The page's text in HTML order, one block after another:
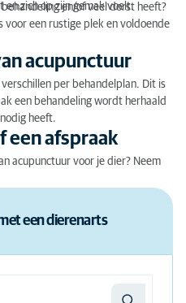
en zich op zijn gemak voelt.
en/of veel dorst heeft?
voor een rustige plek en voldoende
acupunctuur
per behandelplan. Dit is
een behandeling wordt herhaald
heeft.
een afspraak
acupunctuur voor je dier? Neem
een dierenarts